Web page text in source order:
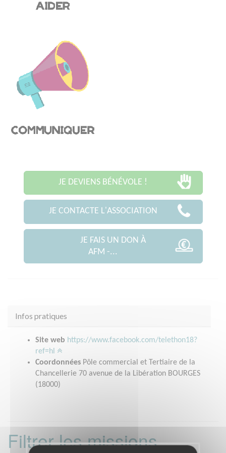
JE DEVIENS BÉNÉVOLE !
JE CONTACTE L'ASSOCIATION
JE FAIS UN DON À
AFM -...
Infos pratiques
Site web https://www.facebook.com/telethon18?
ref=hl
Coordonnées Pôle commercial et Tertiaire de la
Chancellerie 70 avenue de la Libération BOURGES
(18000)
Filtrer les missions